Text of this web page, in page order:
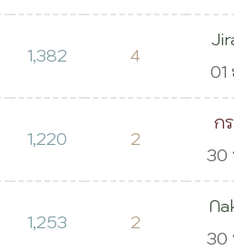
1,382 4
01
1,220 2
ก
วิ
30
1,253 2
30